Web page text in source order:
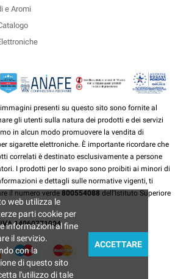
e Aromi
presenti su questo sito sono fornite al
gli utenti sulla natura dei prodotti e dei servizi
in alcun modo promuovere la vendita di
sigarette elettroniche. È importante ricordare che
correlati è destinato esclusivamente a persone
I prodotti per lo svapo sono proibiti ai minori di
e dettagli sulle normative vigenti, ti
il numero verde 800554088 dell'Istituto Superiore
14060771004
web utilizza le
parti cookie per
informazioni al fine
il servizio.
con la
di questo sito
l'utilizzo di tale
ACCETTARE